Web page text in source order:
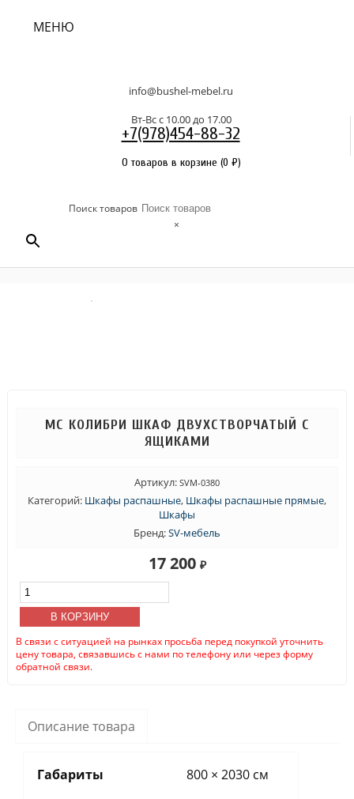
МЕНЮ
info@bushel-mebel.ru
Вт-Вс c 10.00 до 17.00
+7(978)454-88-32
0 товаров в корзине (0 ₽)
Поиск товаров
×
МС КОЛИБРИ ШКАФ ДВУХСТВОРЧАТЫЙ С
ЯЩИКАМИ
Артикул: SVM-0380
Категорий: Шкафы распашные, Шкафы распашные прямые,
Шкафы
Бренд:SV-мебель
17 200 ₽
Количество
товара
КОЛИБРИ
Шкаф
двухстворчатый
с
В КОРЗИНУ
В связи с ситуацией на рынках просьба перед покупкой уточнить
цену товара, связавшись с нами по телефону или через форму
обратной связи.
Описание товара
Габариты
800 × 2030 см